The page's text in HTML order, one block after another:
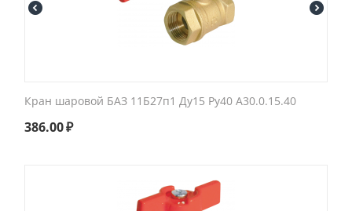
Кран шаровой БАЗ 11Б27п1 Ду15 Ру40 А30.0.15.40
386.00₽